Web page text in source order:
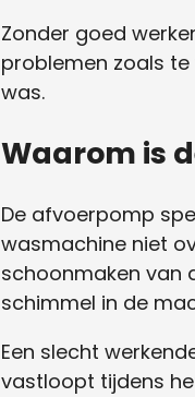
Zonder goed
problemen zoals
was.
Waarom is
De afvoerpomp
wasmachine niet
schoonmaken van
schimmel in de
Een slecht
vastloopt tijdens